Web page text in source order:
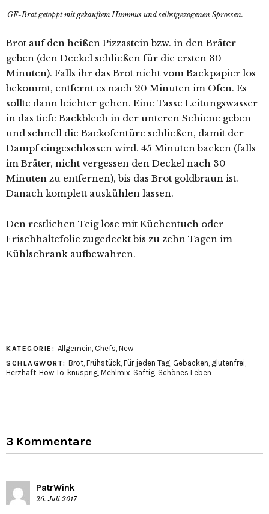
GF-Brot getoppt mit gekauftem Hummus und selbstgezogenen Sprossen.
Brot auf den heißen Pizzastein bzw. in den Bräter
geben (den Deckel schließen für die ersten 30
Minuten). Falls ihr das Brot nicht vom Backpapier los
bekommt, entfernt es nach 20 Minuten im Ofen. Es
sollte dann leichter gehen. Eine Tasse Leitungswasser
in das tiefe Backblech in der unteren Schiene geben
und schnell die Backofentüre schließen, damit der
Dampf eingeschlossen wird. 45 Minuten backen (falls
im Bräter, nicht vergessen den Deckel nach 30
Minuten zu entfernen), bis das Brot goldbraun ist.
Danach komplett auskühlen lassen.
Den restlichen Teig lose mit Küchentuch oder
Frischhaltefolie zugedeckt bis zu zehn Tagen im
Kühlschrank aufbewahren.
KATEGORIE: Allgemein, Chefs, New
SCHLAGWORT: Brot, Frühstück, Für jeden Tag, Gebacken, glutenfrei,
Herzhaft, How To, knusprig, Mehlmix, Saftig, Schönes Leben
3 Kommentare
PatrWink
26. Juli 2017